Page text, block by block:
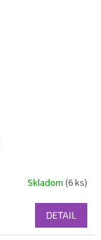
Skladom (6 ks)
DETAIL